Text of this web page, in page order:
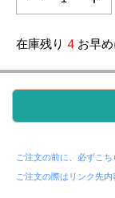
数
を
ら
す
数
的
な
の
数
を
や
す
数
的
な
在庫残り 4 お早
ご注文の前に、必ずこち
ご注文の際はリンク先